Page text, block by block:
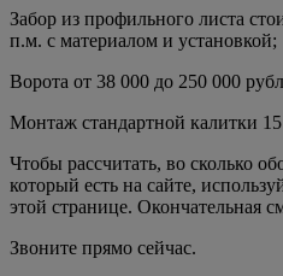
Забор из профильного листа
п.м. с материалом и установкой;
Ворота от 38 000 до 250 000
Монтаж стандартной калитки
Чтобы рассчитать, во сколько
который есть на сайте,
этой странице. Окончательная
Звоните прямо сейчас.